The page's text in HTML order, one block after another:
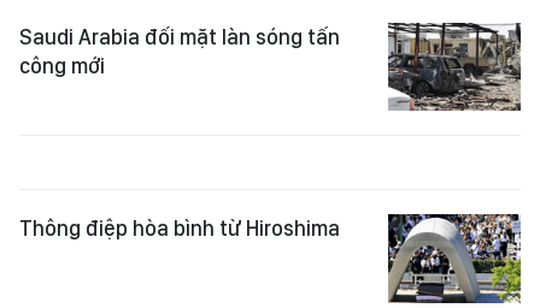
Saudi Arabia đối mặt làn sóng tấn
công mới
Thông điệp hòa bình từ Hiroshima